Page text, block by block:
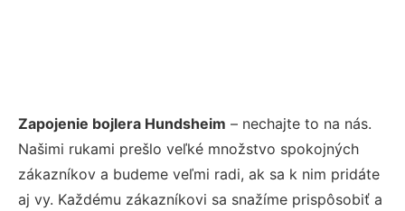
Zapojenie bojlera Hundsheim – nechajte to na nás.
Našimi rukami prešlo veľké množstvo spokojných
zákazníkov a budeme veľmi radi, ak sa k nim pridáte
aj vy. Každému zákazníkovi sa snažíme prispôsobiť a